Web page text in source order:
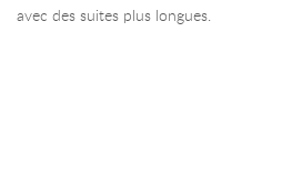
avec des suites plus longues.